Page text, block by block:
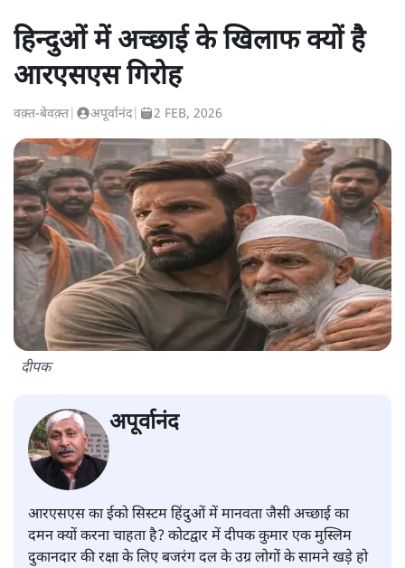
हिन्दुओं में अच्छाई के खिलाफ क्यों है
आरएसएस गिरोह
वक़्त-बेवक़्त अपूर्वानंद| 2 FEB, 2026
दीपक
अपूर्वानंद
आरएसएस का ईको सिस्टम हिंदुओं में मानवता जैसी अच्छाई का
दमन क्यों करना चाहता है? कोटद्वार में दीपक कुमार एक मुस्लिम
दुकानदार की रक्षा के लिए बजरंग दल के उग्र लोगों के सामने खड़े हो